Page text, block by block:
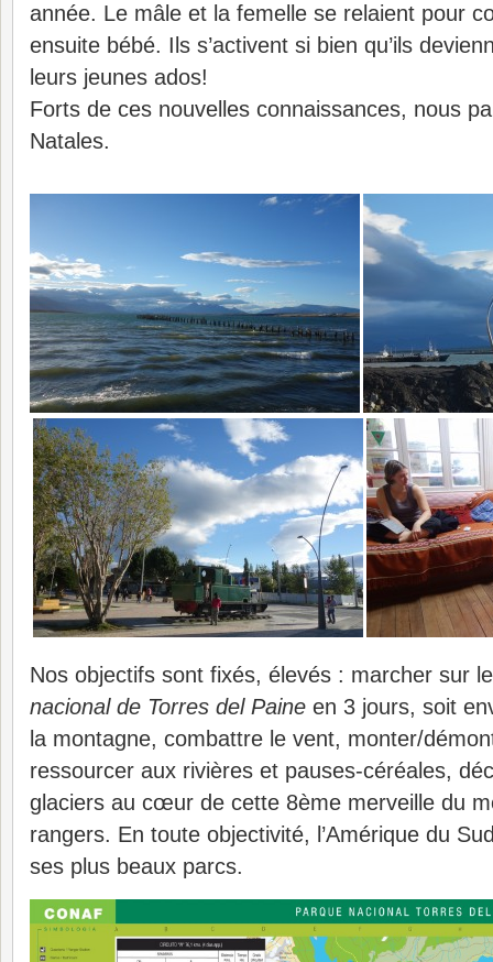
année. Le mâle et la femelle se relaient pour
ensuite bébé. Ils s’activent si bien qu’ils
leurs jeunes ados!
Forts de ces nouvelles connaissances, nous
Natales.
Nos objectifs sont fixés, élevés : marcher sur
nacional de Torres del Paine en 3 jours, soit
la montagne, combattre le vent, monter/
ressourcer aux rivières et pauses-céréales,
glaciers au cœur de cette 8ème merveille du
rangers. En toute objectivité, l’Amérique du
ses plus beaux parcs.